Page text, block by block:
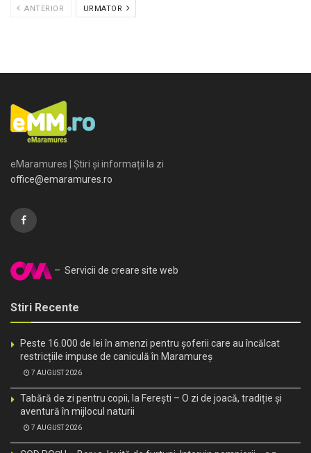
ANTERIOR URMATOR
eMaramures | Știri și informații la zi
office@emaramures.ro
– Servicii de creare site web
Stiri Recente
Peste 16.000 de lei în amenzi pentru șoferii care au încălcat
restricțiile impuse de caniculă în Maramureș
7 AUGUST 2026
Tabără de zi pentru copii, la Ferești – O zi de joacă, tradiție și
aventură în mijlocul naturii
7 AUGUST 2026